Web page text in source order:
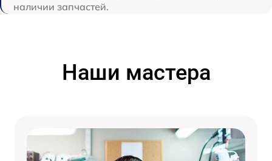
наличии запчастей.
Наши мастера